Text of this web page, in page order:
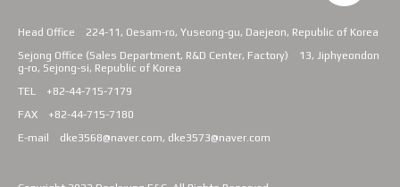
Head Office
224-11, Oesam-ro, Yuseong-gu, Daejeon, Republic of Korea
Sejong Office (Sales Department, R&D Center, Factory)
13, Jiphyeondon
g-ro, Sejong-si, Republic of Korea
TEL
+82-44-715-7179
FAX
+82-44-715-7180
E-mail
dke3568@naver.com, dke3573@naver.com